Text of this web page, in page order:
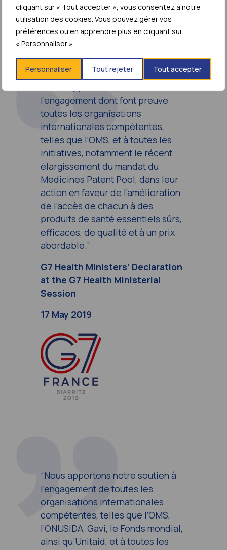
cliquant sur « Tout accepter », vous consentez à notre
utilisation des cookies. Vous pouvez gérer vos
préférences ou en apprendre plus en cliquant sur
« Personnaliser ».
Personnaliser Tout rejeter Tout accepter
Nos Soutiens
l’engagement dont font preuve
toutes les organisations
internationales compétentes,
telles que l’OMS, et à toutes les
initiatives, notamment le récent
élargissement du mandat du
Medicines Patent Pool, dans leur
action en faveur de l’amélioration
de l’accès de chacun à des
produits de santé essentiels sûrs,
efficaces, de qualité et à un prix
abordable.”
G7 Health Ministers’ Declaration
at the G7 Health Ministerial
Session
17 May 2019
“Nous apportons notre soutien à
l’engagement de toutes les
organisations internationales
compétentes, telles que l’OMS,
l’ONUSIDA, Gavi, le Fonds mondial,
ainsi qu’Unitaid, et à toutes les